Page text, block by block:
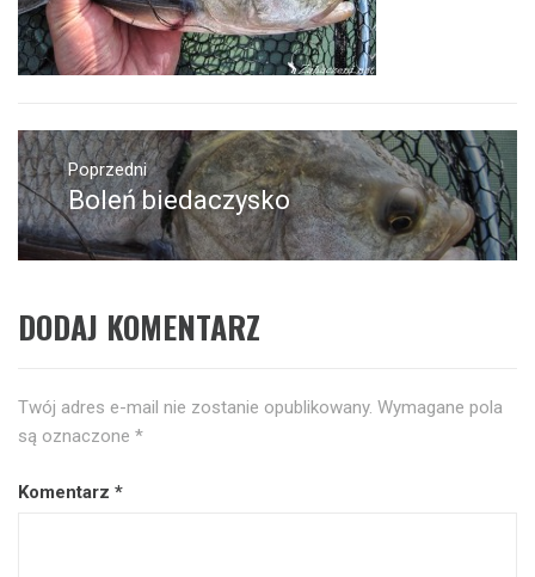
Nawigacja
wpisuPoprzedni
Poprzedni
wpis:
Boleń biedaczysko
DODAJ KOMENTARZ
Twój adres e-mail nie zostanie opublikowany. Wymagane pola
są oznaczone *
Komentarz *